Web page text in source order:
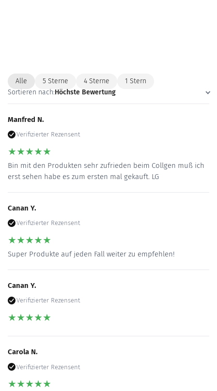
Alle 5 Sterne 4 Sterne
1 Stern
Sortieren nach:Höchste Bewertung
Manfred N.
Verifizierter Rezensent
★★★★★
Bin mit den Produkten sehr zufrieden beim Collgen muß ich
erst sehen habe es zum ersten mal gekauft. LG
Canan Y.
Verifizierter Rezensent
★★★★★
Super Produkte auf jeden Fall weiter zu empfehlen!
Canan Y.
Verifizierter Rezensent
★★★★★
Carola N.
Verifizierter Rezensent
★★★★★